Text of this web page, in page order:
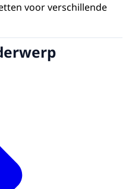
voor verschillende